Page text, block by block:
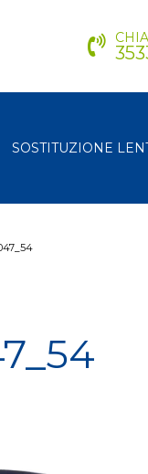
SOSTITUZIONE